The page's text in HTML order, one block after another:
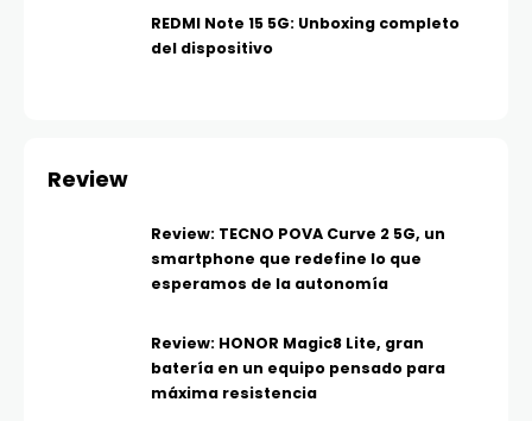
REDMI Note 15 5G: Unboxing completo
del dispositivo
Review
Review: TECNO POVA Curve 2 5G, un
smartphone que redefine lo que
esperamos de la autonomía
Review: HONOR Magic8 Lite, gran
batería en un equipo pensado para
máxima resistencia